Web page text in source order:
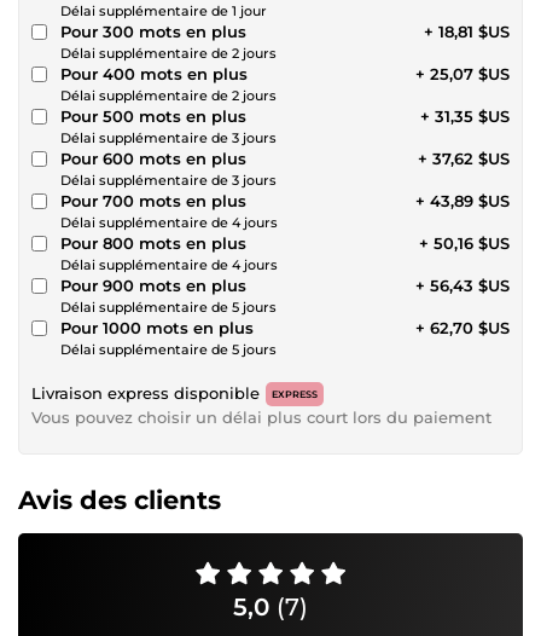
Délai supplémentaire de 1 jour
Pour 300 mots en plus
Délai supplémentaire de 2 jours
+ 18,81 $US
Pour 400 mots en plus
Délai supplémentaire de 2 jours
+ 25,07 $US
Pour 500 mots en plus
Délai supplémentaire de 3 jours
+ 31,35 $US
Pour 600 mots en plus
Délai supplémentaire de 3 jours
+ 37,62 $US
Pour 700 mots en plus
Délai supplémentaire de 4 jours
+ 43,89 $US
Pour 800 mots en plus
Délai supplémentaire de 4 jours
+ 50,16 $US
Pour 900 mots en plus
Délai supplémentaire de 5 jours
+ 56,43 $US
Pour 1000 mots en plus
Délai supplémentaire de 5 jours
+ 62,70 $US
Livraison express disponible EXPRESS
Vous pouvez choisir un délai plus court lors du paiement
Avis des clients
5,0 (7)